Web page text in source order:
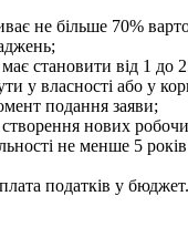
не більше 70%
становити від 1 до
у власності або у
подання заяви;
створення нових
не менше 5
податків у бюджет.